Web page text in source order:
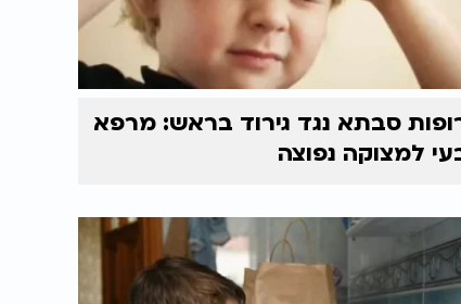
סבתא נגד גירוד בראש: מרפא
למצוקה נפוצה